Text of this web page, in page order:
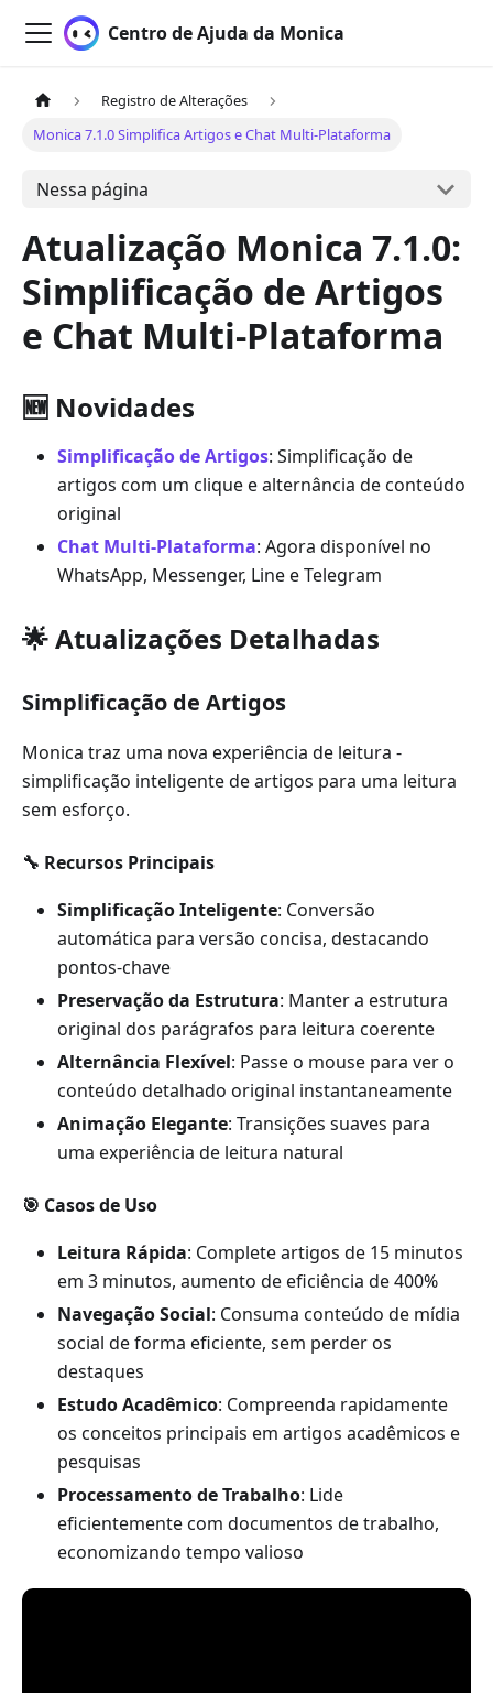
Centro de Ajuda da Monica
Registro de Alterações
Monica 7.1.0 Simplifica Artigos e Chat Multi-Plataforma
Nessa página
Atualização Monica 7.1.0:
Simplificação de Artigos
e Chat Multi-Plataforma
🆕 Novidades
Simplificação de Artigos: Simplificação de
artigos com um clique e alternância de conteúdo
original
Chat Multi-Plataforma: Agora disponível no
WhatsApp, Messenger, Line e Telegram
🌟 Atualizações Detalhadas
Simplificação de Artigos
Monica traz uma nova experiência de leitura -
simplificação inteligente de artigos para uma leitura
sem esforço.
🔧 Recursos Principais
Simplificação Inteligente: Conversão
automática para versão concisa, destacando
pontos-chave
Preservação da Estrutura: Manter a estrutura
original dos parágrafos para leitura coerente
Alternância Flexível: Passe o mouse para ver o
conteúdo detalhado original instantaneamente
Animação Elegante: Transições suaves para
uma experiência de leitura natural
🎯 Casos de Uso
Leitura Rápida: Complete artigos de 15 minutos
em 3 minutos, aumento de eficiência de 400%
Navegação Social: Consuma conteúdo de mídia
social de forma eficiente, sem perder os
destaques
Estudo Acadêmico: Compreenda rapidamente
os conceitos principais em artigos acadêmicos e
pesquisas
Processamento de Trabalho: Lide
eficientemente com documentos de trabalho,
economizando tempo valioso